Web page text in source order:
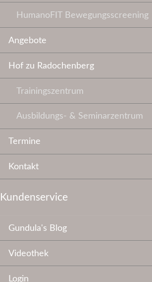
HumanoFIT Bewegungsscreening
Angebote
Hof zu Radochenberg
Trainingszentrum
Ausbildungs- & Seminarzentrum
Termine
Kontakt
Kundenservice
Gundula's Blog
Videothek
Login